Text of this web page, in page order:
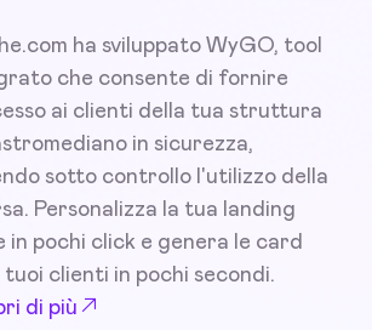
ha sviluppato WyGO, tool
che consente di fornire
ai clienti della tua struttura
in sicurezza,
sotto controllo l'utilizzo della
Personalizza la tua landing
in pochi click e genera le card
tuoi clienti in pochi secondi.
di più